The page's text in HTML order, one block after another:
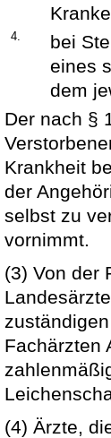
4.
bei
eines
dem
Der nach §
Krankheit
der
selbst zu
vornimmt.
(3) Von der
Fachärzten
(4) Ärzte,